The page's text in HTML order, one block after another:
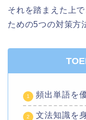
それを踏まえた上
ための5つの対策方
頻出単語を
文法知識を